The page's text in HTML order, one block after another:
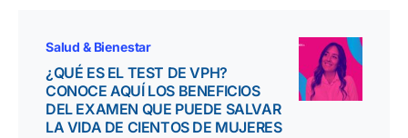
Salud & Bienestar
¿QUÉ ES EL TEST DE VPH?
CONOCE AQUÍ LOS BENEFICIOS
DEL EXAMEN QUE PUEDE SALVAR
LA VIDA DE CIENTOS DE MUJERES